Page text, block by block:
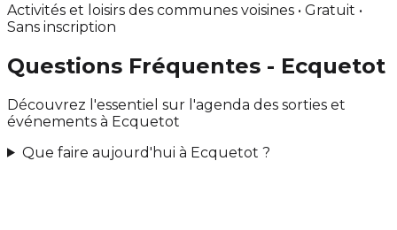
Activités et loisirs des communes voisines • Gratuit •
Sans inscription
Questions Fréquentes - Ecquetot
Découvrez l'essentiel sur l'agenda des sorties et
événements à Ecquetot
Que faire aujourd'hui à Ecquetot ?